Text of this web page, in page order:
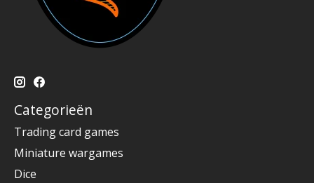
Categorieën
Trading card games
Miniature wargames
Dice